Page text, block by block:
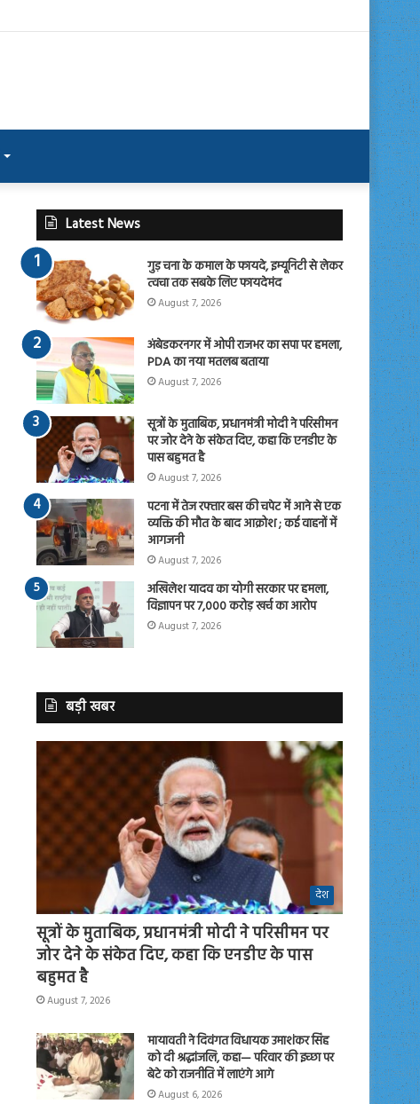
Latest News
गुड़ चना के कमाल के फायदे, इम्यूनिटी से लेकर
त्वचा तक सबके लिए फायदेमंद
August 7, 2026
अंबेडकरनगर में ओपी राजभर का सपा पर हमला,
PDA का नया मतलब बताया
August 7, 2026
सूत्रों के मुताबिक, प्रधानमंत्री मोदी ने परिसीमन
पर जोर देने के संकेत दिए, कहा कि एनडीए के
पास बहुमत है
August 7, 2026
पटना में तेज रफ्तार बस की चपेट में आने से एक
व्यक्ति की मौत के बाद आक्रोश ; कई वाहनों में
आगजनी
August 7, 2026
अखिलेश यादव का योगी सरकार पर हमला,
विज्ञापन पर 7,000 करोड़ खर्च का आरोप
August 7, 2026
बड़ी खबर
देश
सूत्रों के मुताबिक, प्रधानमंत्री मोदी ने परिसीमन पर
जोर देने के संकेत दिए, कहा कि एनडीए के पास
बहुमत है
August 7, 2026
मायावती ने दिवंगत विधायक उमाशंकर सिंह
को दी श्रद्धांजलि, कहा— परिवार की इच्छा पर
बेटे को राजनीति में लाएंगे आगे
August 6, 2026